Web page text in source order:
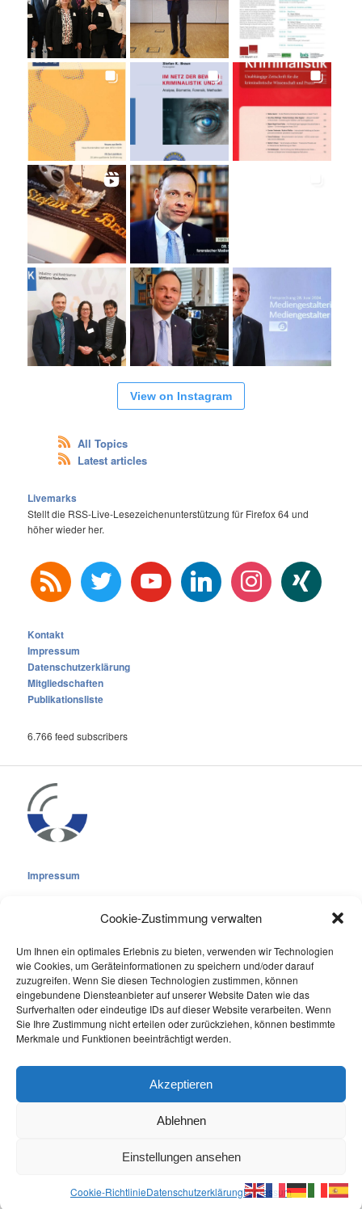
Cookie-Zustimmung verwalten
Um Ihnen ein optimales Erlebnis zu bieten, verwenden wir Technologien
wie Cookies, um Geräteinformationen zu speichern und/oder darauf
zuzugreifen. Wenn Sie diesen Technologien zustimmen, können
eingebundene Diensteanbieter auf unserer Website Daten wie das
Surfverhalten oder eindeutige IDs auf dieser Website verarbeiten. Wenn
Sie Ihre Zustimmung nicht erteilen oder zurückziehen, können bestimmte
Merkmale und Funktionen beeinträchtigt werden.
Akzeptieren
Ablehnen
Einstellungen ansehen
Cookie-RichtlinieDatenschutzerklärungImpressum
View on Instagram
All Topics
Latest articles
Livemarks
Stellt die RSS-Live-Lesezeichenunterstützung für Firefox 64 und
höher wieder her.
rss twitter youtube linkedin instagram xing
Kontakt
Impressum
Datenschutzerklärung
Mitgliedschaften
Publikationsliste
6.766 feed subscribers
Impressum
Cookie-Richtlinie (EU)
Datenschutzerklärung
Online Visitors:0
Last 30 Days Views:2.065
© 2005-2026 Medien-Sachverständiger All Rights Reserved